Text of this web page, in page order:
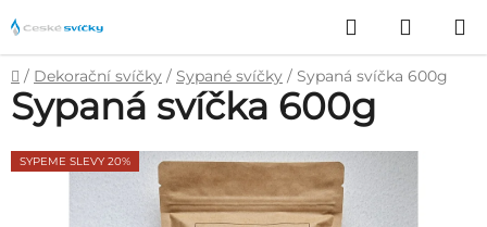
na
obsah
Hledat
KOŠÍK
Domů
/ Dekorační svíčky / Sypané svíčky / Sypaná svíčka 600g
Sypaná svíčka 600g
SYPEME SLEVY 20%